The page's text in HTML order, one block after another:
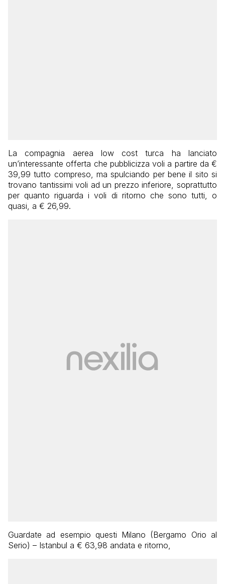
La compagnia aerea low cost turca ha lanciato
un’interessante offerta che pubblicizza voli a partire da €
39,99 tutto compreso, ma spulciando per bene il sito si
trovano tantissimi voli ad un prezzo inferiore, soprattutto
per quanto riguarda i voli di ritorno che sono tutti, o
quasi, a € 26,99.
Guardate ad esempio questi Milano (Bergamo Orio al
Serio) – Istanbul a € 63,98 andata e ritorno,